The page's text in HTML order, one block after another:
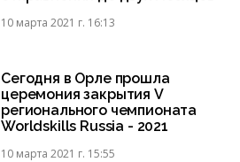
10 марта 2021 г. 16:13
Сегодня в Орле прошла
церемония закрытия V
регионального чемпионата
Worldskills Russia - 2021
10 марта 2021 г. 15:55